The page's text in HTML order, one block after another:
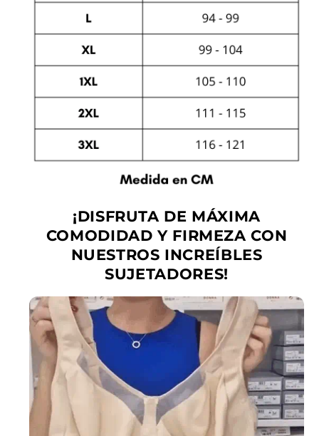
¡DISFRUTA DE MÁXIMA
COMODIDAD Y FIRMEZA CON
NUESTROS INCREÍBLES
SUJETADORES!